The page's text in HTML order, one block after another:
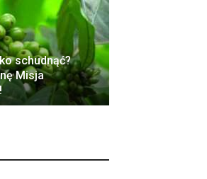
schudnąć?
Misja